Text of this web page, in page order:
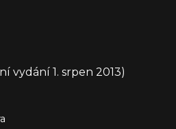
vydání 1. srpen 2013)